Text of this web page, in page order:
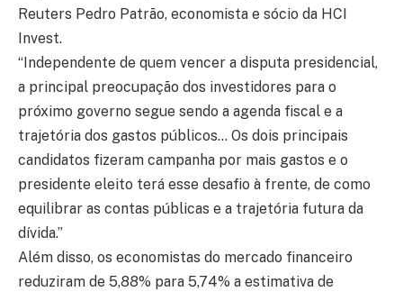
Reuters Pedro Patrão, economista e sócio da HCI
Invest.
“Independente de quem vencer a disputa presidencial,
a principal preocupação dos investidores para o
próximo governo segue sendo a agenda fiscal e a
trajetória dos gastos públicos… Os dois principais
candidatos fizeram campanha por mais gastos e o
presidente eleito terá esse desafio à frente, de como
equilibrar as contas públicas e a trajetória futura da
dívida.”
Além disso, os economistas do mercado financeiro
reduziram de 5,88% para 5,74% a estimativa de